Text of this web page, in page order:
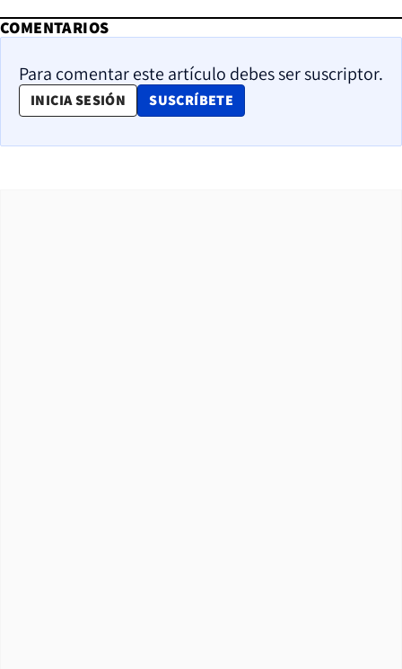
COMENTARIOS
Para comentar este artículo debes ser suscriptor.
INICIA SESIÓN SUSCRÍBETE
OPENS IN NEW WINDOW